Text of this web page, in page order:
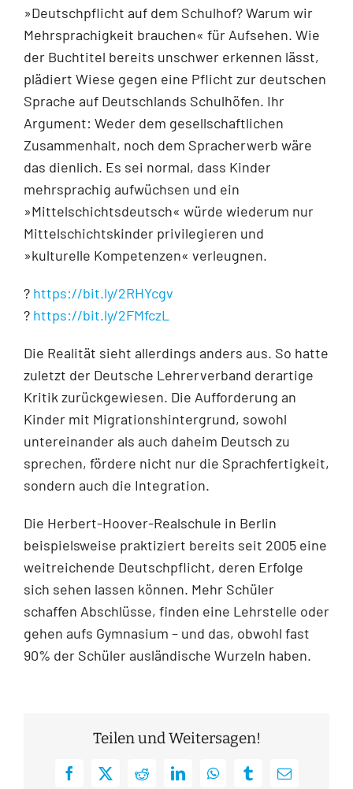
»Deutschpflicht auf dem Schulhof? Warum wir
Mehrsprachigkeit brauchen« für Aufsehen. Wie
der Buchtitel bereits unschwer erkennen lässt,
plädiert Wiese gegen eine Pflicht zur deutschen
Sprache auf Deutschlands Schulhöfen. Ihr
Argument: Weder dem gesellschaftlichen
Zusammenhalt, noch dem Spracherwerb wäre
das dienlich. Es sei normal, dass Kinder
mehrsprachig aufwüchsen und ein
»Mittelschichtsdeutsch« würde wiederum nur
Mittelschichtskinder privilegieren und
»kulturelle Kompetenzen« verleugnen.
? https://bit.ly/2RHYcgv
? https://bit.ly/2FMfczL
Die Realität sieht allerdings anders aus. So hatte
zuletzt der Deutsche Lehrerverband derartige
Kritik zurückgewiesen. Die Aufforderung an
Kinder mit Migrationshintergrund, sowohl
untereinander als auch daheim Deutsch zu
sprechen, fördere nicht nur die Sprachfertigkeit,
sondern auch die Integration.
Die Herbert-Hoover-Realschule in Berlin
beispielsweise praktiziert bereits seit 2005 eine
weitreichende Deutschpflicht, deren Erfolge
sich sehen lassen können. Mehr Schüler
schaffen Abschlüsse, finden eine Lehrstelle oder
gehen aufs Gymnasium – und das, obwohl fast
90% der Schüler ausländische Wurzeln haben.
Teilen und Weitersagen!
Facebook
X RedditLinkedInWhatsAppTumblrE-